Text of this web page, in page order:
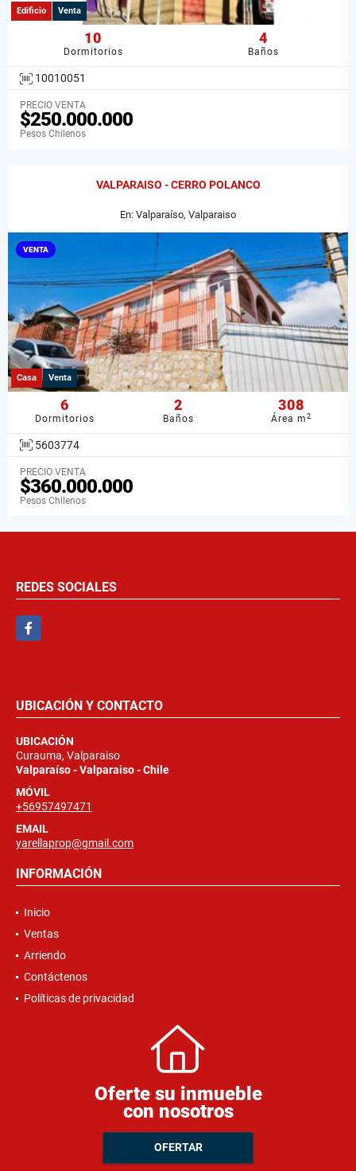
Edificio Venta
10
Dormitorios
4
Baños
10010051
PRECIO VENTA
$250.000.000
Pesos Chilenos
VALPARAISO - CERRO POLANCO
En: Valparaíso, Valparaiso
VENTA
Casa Venta
6
Dormitorios
2
Baños
308
Área m2
5603774
PRECIO VENTA
$360.000.000
Pesos Chilenos
REDES SOCIALES
Facebook
UBICACIÓN Y CONTACTO
UBICACIÓN
Curauma, Valparaiso
Valparaíso - Valparaiso - Chile
MÓVIL
+56957497471
EMAIL
yarellaprop@gmail.com
INFORMACIÓN
Inicio
Ventas
Arriendo
Contáctenos
Políticas de privacidad
Oferte su inmueble
con nosotros
OFERTAR